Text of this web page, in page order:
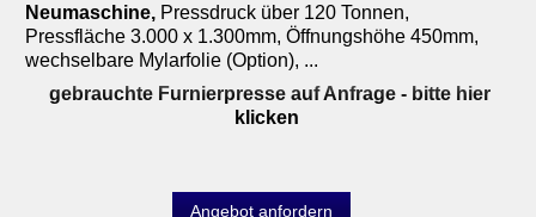
Neumaschine, Pressdruck über 120 Tonnen,
Pressfläche 3.000 x 1.300mm, Öffnungshöhe 450mm,
wechselbare Mylarfolie (Option), ...
gebrauchte Furnierpresse auf Anfrage- bitte hier
klicken
Angebot anfordern